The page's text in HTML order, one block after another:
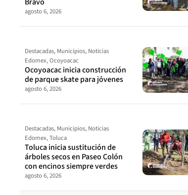
agosto 6, 2026
Destacadas, Municipios, Noticias
Edomex,Ocoyoacac
Ocoyoacac inicia construcción
de parque skate para jóvenes
agosto 6, 2026
Destacadas, Municipios, Noticias
Edomex,Toluca
Toluca inicia sustitución de
árboles secos en Paseo Colón
con encinos siempre verdes
agosto 6, 2026